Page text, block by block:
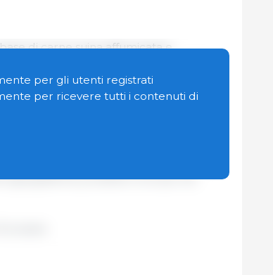
di carne suina affumicata e
una salamoia naturale alla quale
e fermenti lattici, quindi maturati
e stagionati/asciugati per 20-28
all'elenco dei 1.661 prodotti alimentari
geografiche protette è incluso nel
per gli utenti registrati
per ricevere tutti i contenuti di